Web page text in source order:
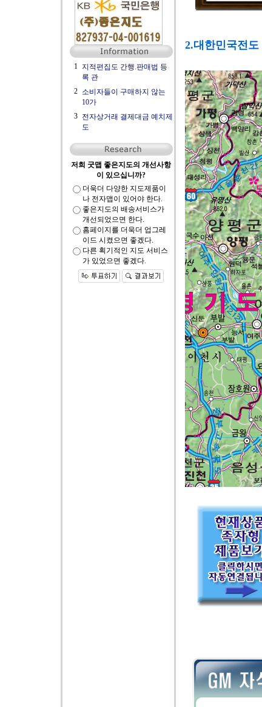
1
지적편집도 간행.판매법 등
록 관
2
소비자들이 구매하지 않는
10가
3
전자상거래 결제대금 예치제
도
저희 굿맵 좋은지도의 개선사항
이 있으십니까?
더욱더 다양한 지도제품이
나 전자맵이 있어야 한다.
좋은지도의 배송서비스가
개선되었으면 한다.
홈페이지를 더욱더 업그레
이드 시켰으면 좋겠다.
다른 획기적인 지도 서비스
가 있었으면 좋겠다.
2.대한민국전도